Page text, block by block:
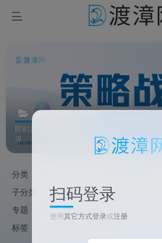
策略战棋 共0篇
即时战略、回合制策略、战棋、塔防、自
等。
分类
子分类
动作冒险 角色扮演
专题
抖音
PDF工具
标签
扫码登录
使用其它方式登录或注册